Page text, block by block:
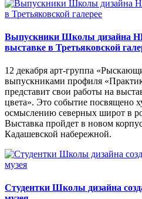
Выпускники Школы дизайна
выставке в Третьяковской
12 декабря арт-группа
выпускниками профиля
представит свои работы на
цвета». Это событие посвящено
осмыслению северных широт в
Выставка пройдет в новом
Кадашевской набережной.
Студентки Школы дизайна